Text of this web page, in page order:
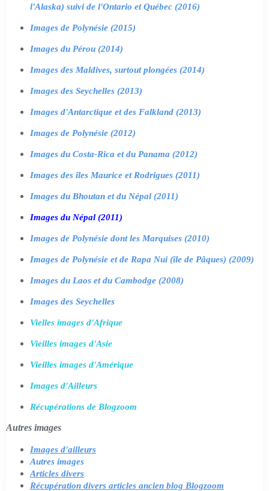
l'Alaska) suivi de l'Ontario et Québec (2016)
Images de Polynésie (2015)
Images du Pérou (2014)
Images des Maldives, surtout plongées (2014)
Images des Seychelles (2013)
Images d'Antarctique et des Falkland (2013)
Images de Polynésie (2012)
Images du Costa-Rica et du Panama (2012)
Images des îles Maurice et Rodrigues (2011)
Images du Bhoutan et du Népal (2011)
Images du Népal (2011)
Images de Polynésie dont les Marquises (2010)
Images de Polynésie et de Rapa Nui (île de Pâques) (2009)
Images du Laos et du Cambodge (2008)
Images des Seychelles
Vielles images d'Afrique
Vieilles images d'Asie
Vieilles images d'Amérique
Images d'Ailleurs
Récupérations de Blogzoom
Autres images
Images d'ailleurs
Autres images
Articles divers
Récupération divers articles ancien blog Blogzoom